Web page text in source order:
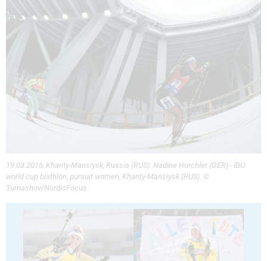
19.03.2016, Khanty-Mansiysk, Russia (RUS): Nadine Horchler (GER) - IBU
world cup biathlon, pursuit women, Khanty-Mansiysk (RUS). ©
Tumashov/NordicFocus